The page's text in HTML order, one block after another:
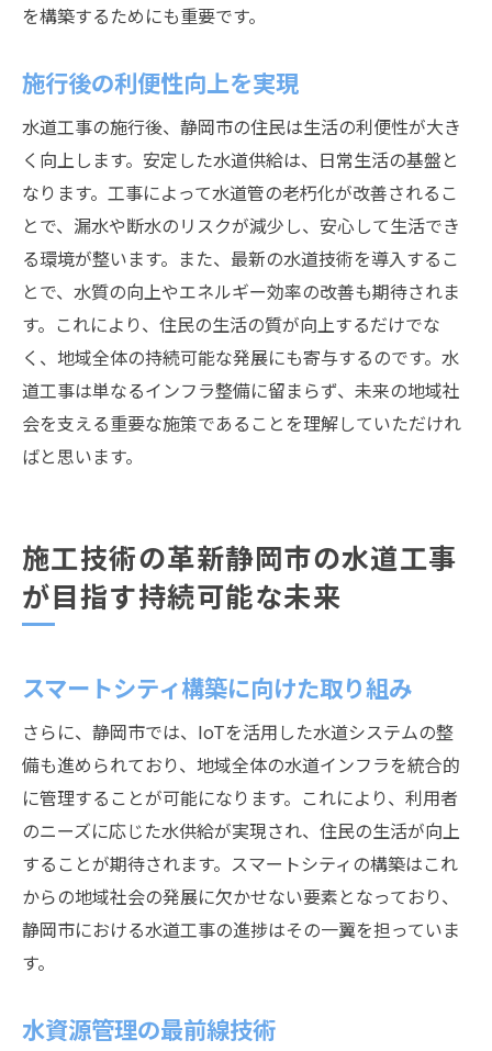
を構築するためにも重要です。
施行後の利便性向上を実現
水道工事の施行後、静岡市の住民は生活の利便性が大き
く向上します。安定した水道供給は、日常生活の基盤と
なります。工事によって水道管の老朽化が改善されるこ
とで、漏水や断水のリスクが減少し、安心して生活でき
る環境が整います。また、最新の水道技術を導入するこ
とで、水質の向上やエネルギー効率の改善も期待されま
す。これにより、住民の生活の質が向上するだけでな
く、地域全体の持続可能な発展にも寄与するのです。水
道工事は単なるインフラ整備に留まらず、未来の地域社
会を支える重要な施策であることを理解していただけれ
ばと思います。
施工技術の革新静岡市の水道工事
が目指す持続可能な未来
スマートシティ構築に向けた取り組み
さらに、静岡市では、IoTを活用した水道システムの整
備も進められており、地域全体の水道インフラを統合的
に管理することが可能になります。これにより、利用者
のニーズに応じた水供給が実現され、住民の生活が向上
することが期待されます。スマートシティの構築はこれ
からの地域社会の発展に欠かせない要素となっており、
静岡市における水道工事の進捗はその一翼を担っていま
す。
水資源管理の最前線技術